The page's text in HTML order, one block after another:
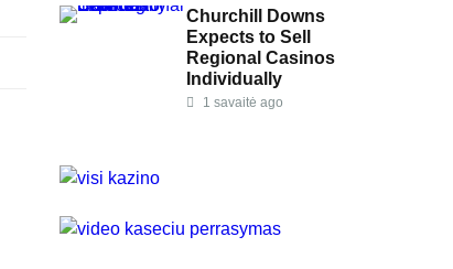
Churchill Downs
Expects to Sell
Regional Casinos
Individually
1 savaitė ago